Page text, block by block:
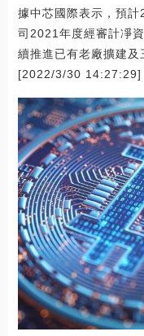
據中芯國際表示，預
司2021年度經審計凈
續推進已有老廠擴建及
[2022/3/30 14:27:29]